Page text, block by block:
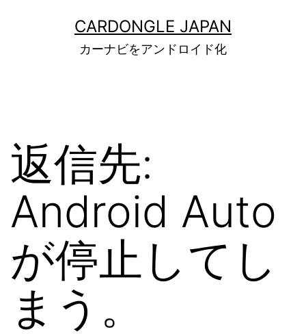
CARDONGLE JAPAN
カーナビをアンドロイド化
返信先:
Android Auto
が停止してし
まう。